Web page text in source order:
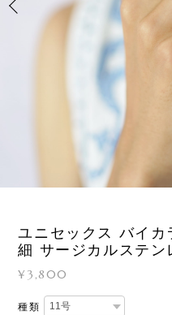
ユニセックス バイ
細 サージカルステン
¥3,800
種類